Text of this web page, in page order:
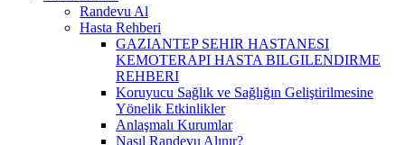
Randevu Al
Hasta Rehberi
GAZIANTEP SEHIR HASTANESI
KEMOTERAPI HASTA BILGILENDIRME
REHBERI
Koruyucu Sağlık ve Sağlığın Geliştirilmesine
Yönelik Etkinlikler
Anlaşmalı Kurumlar
Nasıl Randevu Alınır?